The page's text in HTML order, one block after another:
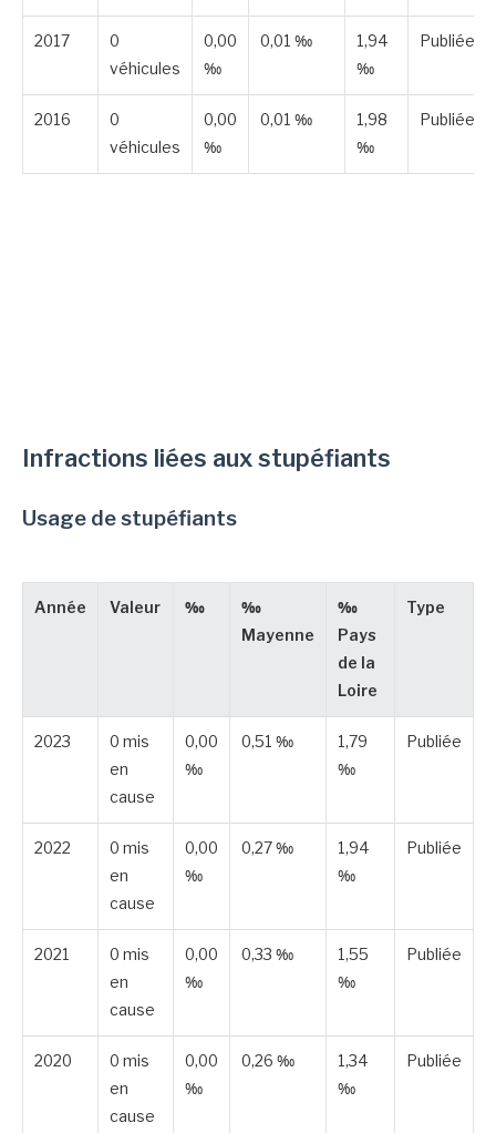
2017
0
véhicules
0,00
‰
0,01 ‰
1,94
‰
Publiée
2016
0
véhicules
0,00
‰
0,01 ‰
1,98
‰
Publiée
Infractions liées aux stupéfiants
Usage de stupéfiants
Année Valeur ‰
‰
Mayenne
‰
Pays
de la
Loire
Type
2023
0 mis
en
cause
0,00
‰
0,51 ‰
1,79
‰
Publiée
2022
0 mis
en
cause
0,00
‰
0,27 ‰
1,94
‰
Publiée
2021
0 mis
en
cause
0,00
‰
0,33 ‰
1,55
‰
Publiée
2020
0 mis
en
cause
0,00
‰
0,26 ‰
1,34
‰
Publiée